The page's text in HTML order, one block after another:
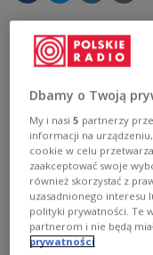
Steffen Ebert,
ostdeutschen
sein.
AUDIO 0
Die aufgedeckte
Dbamy o Twoją
My i nasi5 partnerzy
informacji na
cookie w celu
zaakceptować swoje
również skorzystać z
uzasadnionego interesu
polityki prywatności. Te
partnerom i nie będą
prywatności